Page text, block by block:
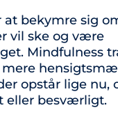
at bekymre sig
vil ske og være
Mindfulness
mere
opstår lige nu,
eller besværligt.